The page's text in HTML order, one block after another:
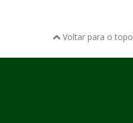
Voltar para o topo